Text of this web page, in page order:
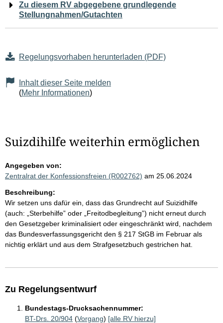
Zu diesem RV abgegebene grundlegende
Stellungnahmen/Gutachten
Regelungsvorhaben herunterladen (PDF)
Inhalt dieser Seite melden
(Mehr Informationen)
Suizdihilfe weiterhin ermöglichen
Angegeben von:
Zentralrat der Konfessionsfreien (R002762) am 25.06.2024
Beschreibung:
Wir setzen uns dafür ein, dass das Grundrecht auf Suizidhilfe
(auch: „Sterbehilfe” oder „Freitodbegleitung”) nicht erneut durch
den Gesetzgeber kriminalisiert oder eingeschränkt wird, nachdem
das Bundesverfassungsgericht den § 217 StGB im Februar als
nichtig erklärt und aus dem Strafgesetzbuch gestrichen hat.
Zu Regelungsentwurf
Bundestags-Drucksachennummer:
BT-Drs. 20/904 (Vorgang) [alle RV hierzu]